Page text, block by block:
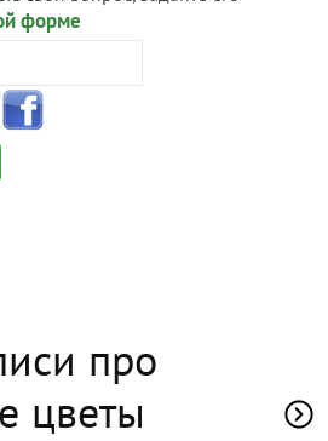
форме
про
цветы